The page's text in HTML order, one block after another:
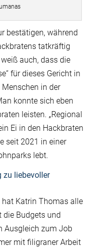
bestätigen, während
tatkräftig
auch, dass die
für dieses Gericht in
in der
konnte sich eben
leisten. „Regional
Ei in den Hackbraten
seit 2021 in einer
lebt.
zu liebevoller
Katrin Thomas alle
die Budgets und
Ausgleich zum Job
mit filigraner Arbeit